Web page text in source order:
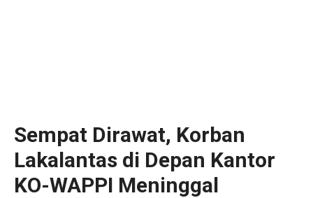
Sempat Dirawat, Korban
Lakalantas di Depan Kantor
KO-WAPPI Meninggal